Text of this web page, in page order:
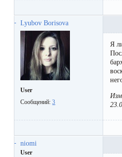
Что
нужно
знать
перед
визитом
Рекомендации
по
Lyubov Borisova
User
Сообщений:3
Я
niomi
User